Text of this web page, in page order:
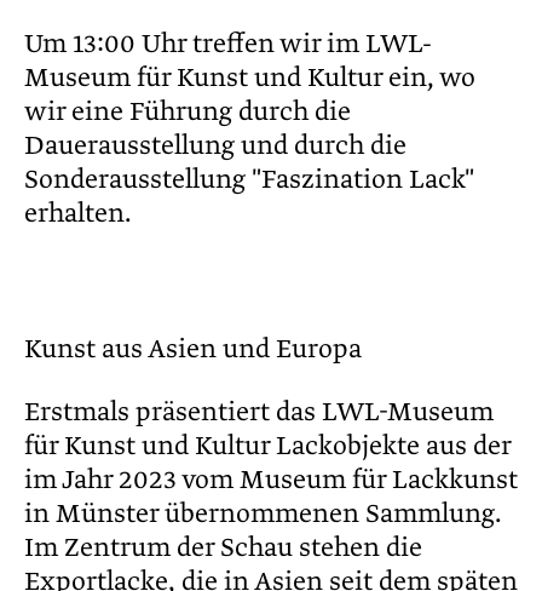
Um 13:00 Uhr treffen wir im LWL-
Museum für Kunst und Kultur ein, wo
wir eine Führung durch die
Dauerausstellung und durch die
Sonderausstellung "Faszination Lack"
erhalten.
Kunst aus Asien und Europa
Erstmals präsentiert das LWL-Museum
für Kunst und Kultur Lackobjekte aus der
im Jahr 2023 vom Museum für Lackkunst
in Münster übernommenen Sammlung.
Im Zentrum der Schau stehen die
Exportlacke, die in Asien seit dem späten